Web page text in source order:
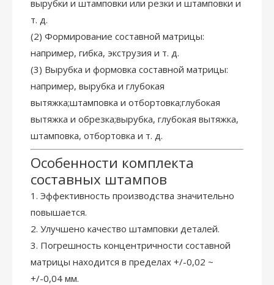
вырубки и штамповки или резки и штамповки и
т. д.
(2) Формирование составной матрицы:
например, гибка, экструзия и т. д.
(3) Вырубка и формовка составной матрицы:
например, вырубка и глубокая
вытяжка;штамповка и отбортовка;глубокая
вытяжка и обрезка;вырубка, глубокая вытяжка,
штамповка, отбортовка и т. д.
Особенности комплекта
составных штампов
1. Эффективность производства значительно
повышается.
2. Улучшено качество штамповки деталей.
3. Погрешность концентричности составной
матрицы находится в пределах +/-0,02 ~
+/-0,04 мм.